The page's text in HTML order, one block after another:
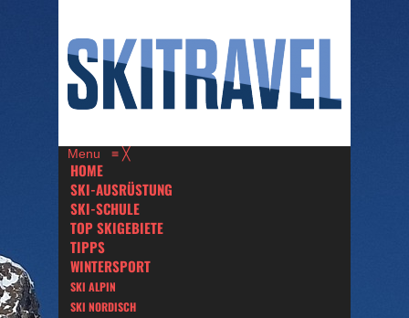
Menu ≡ ╳
HOME
SKI-AUSRÜSTUNG
SKI-SCHULE
TOP SKIGEBIETE
TIPPS
WINTERSPORT
SKI ALPIN
SKI NORDISCH